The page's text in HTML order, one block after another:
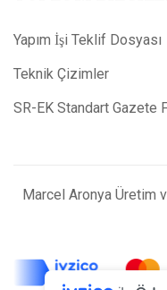
Yapım İşi Teklif Dosyası
Teknik Çizimler
SR-EK Standart Gazete
Marcel Aronya Üretim